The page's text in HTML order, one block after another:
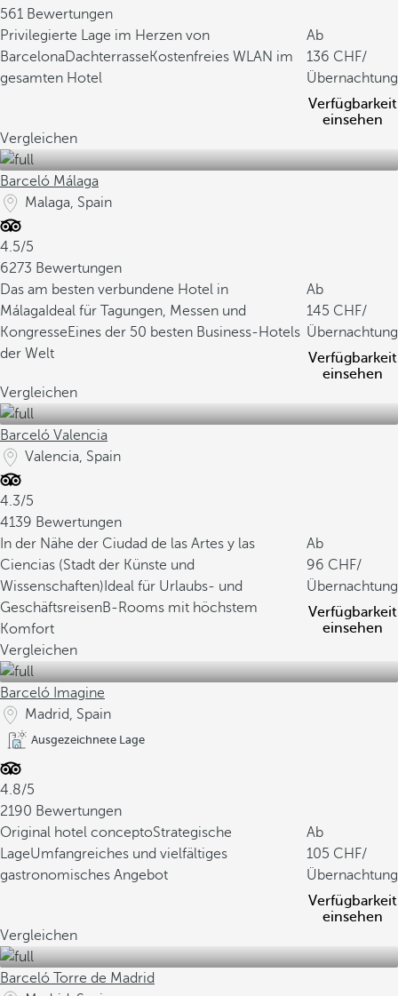
561 Bewertungen
Privilegierte Lage im Herzen von
BarcelonaDachterrasseKostenfreies WLAN im
gesamten Hotel
Ab
136
/
Übernachtung
Verfügbarkeit
einsehen
Vergleichen
Barceló Málaga
Malaga, Spain
4.5/5
6273 Bewertungen
Das am besten verbundene Hotel in
Málaga Ideal für Tagungen, Messen und
KongresseEines der 50 besten Business-Hotels
der Welt
Ab
145
/
Übernachtung
Verfügbarkeit
einsehen
Vergleichen
Barceló Valencia
Valencia, Spain
4.3/5
4139 Bewertungen
In der Nähe der Ciudad de las Artes y las
Ciencias (Stadt der Künste und
Wissenschaften) Ideal für Urlaubs- und
GeschäftsreisenB-Rooms mit höchstem
Komfort
Ab
96
/
Übernachtung
Verfügbarkeit
einsehen
Vergleichen
Barceló Imagine
Madrid, Spain
Ausgezeichnete Lage
4.8/5
2190 Bewertungen
Original hotel conceptoStrategische
LageUmfangreiches und vielfältiges
gastronomisches Angebot
Ab
105
/
Übernachtung
Verfügbarkeit
einsehen
Vergleichen
Barceló Torre de Madrid